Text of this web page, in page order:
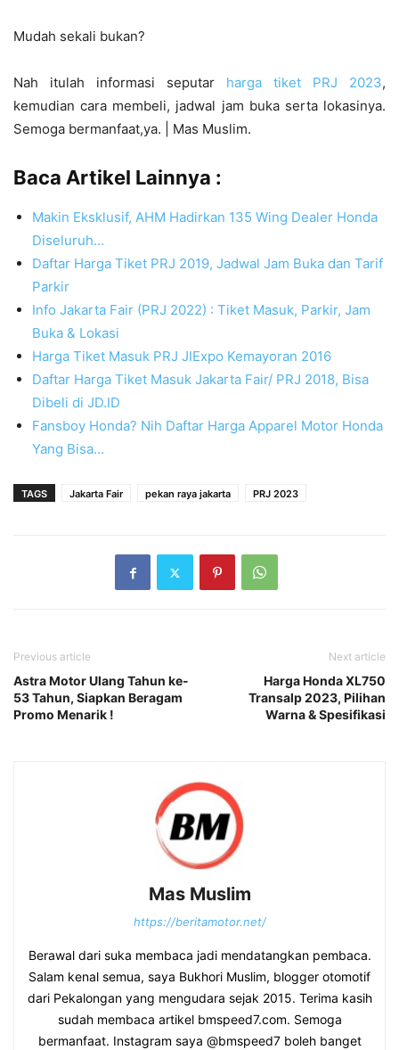
Mudah sekali bukan?
Nah itulah informasi seputar harga tiket PRJ 2023,
kemudian cara membeli, jadwal jam buka serta lokasinya.
Semoga bermanfaat,ya. | Mas Muslim.
Baca Artikel Lainnya :
Makin Eksklusif, AHM Hadirkan 135 Wing Dealer Honda
Diseluruh…
Daftar Harga Tiket PRJ 2019, Jadwal Jam Buka dan Tarif
Parkir
Info Jakarta Fair (PRJ 2022) : Tiket Masuk, Parkir, Jam
Buka & Lokasi
Harga Tiket Masuk PRJ JIExpo Kemayoran 2016
Daftar Harga Tiket Masuk Jakarta Fair/ PRJ 2018, Bisa
Dibeli di JD.ID
Fansboy Honda? Nih Daftar Harga Apparel Motor Honda
Yang Bisa…
TAGS Jakarta Fair pekan raya jakarta PRJ 2023
Previous article
Astra Motor Ulang Tahun ke-
53 Tahun, Siapkan Beragam
Promo Menarik !
Next article
Harga Honda XL750
Transalp 2023, Pilihan
Warna & Spesifikasi
Mas Muslim
https://beritamotor.net/
Berawal dari suka membaca jadi mendatangkan pembaca.
Salam kenal semua, saya Bukhori Muslim, blogger otomotif
dari Pekalongan yang mengudara sejak 2015. Terima kasih
sudah membaca artikel bmspeed7.com. Semoga
bermanfaat. Instagram saya @bmspeed7 boleh banget